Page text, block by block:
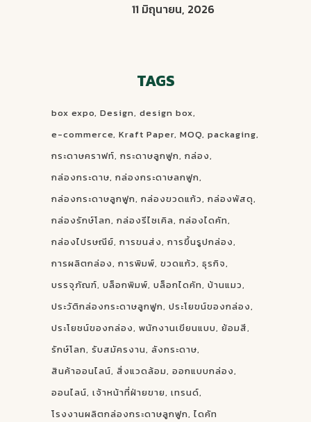
11 มิถุนายน, 2026
TAGS
box expo Design design box
e-commerce Kraft Paper MOQ packaging
กระดาษคราฟท์ กระดาษลูกฟูก กล่อง
กล่องกระดาษ กล่องกระดาษลกฟูก
กล่องกระดาษลูกฟูก กล่องขวดแก้ว กล่องพัสดุ
กล่องรักษ์โลก กล่องรีไซเคิล กล่องไดคัท
กล่องไปรษณีย์ การขนส่ง การขึ้นรูปกล่อง
การผลิตกล่อง การพิมพ์ ขวดแก้ว ธุรกิจ
บรรจุภัณฑ์ บล็อกพิมพ์ บล็อกไดคัท บ้านแมว
ประวัติกล่องกระดาษลูกฟูก ประโยขน์ของกล่อง
ประโยชน์ของกล่อง พนักงานเขียนแบบ ย้อมสี
รักษ์โลก รับสมัครงาน ลังกระดาษ
สินค้าออนไลน์ สิ่งแวดล้อม ออกแบบกล่อง
ออนไลน์ เจ้าหน้าที่ฝ่ายขาย เทรนด์
โรงงานผลิตกล่องกระดาษลูกฟูก ไดคัท